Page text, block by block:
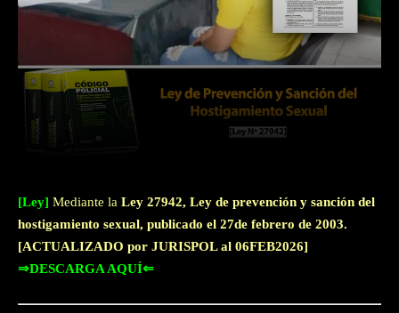
[Ley] Mediante la Ley 27942, Ley de prevención y sanción del
hostigamiento sexual, publicado el 27de febrero de 2003.
[ACTUALIZADO por JURISPOL al 06FEB2026]
⇒DESCARGA AQUÍ⇐